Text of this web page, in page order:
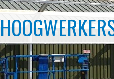
TOT GROOT